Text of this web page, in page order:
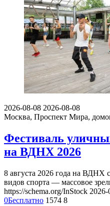
2026-08-08 2026-08-08
Москва, Проспект Мира,
Фестиваль
на ВДНХ 2026
8 августа 2026 года на ВДНХ
видов спорта — массовое
https://schema.org/InStock
0Бесплатно 1574 8